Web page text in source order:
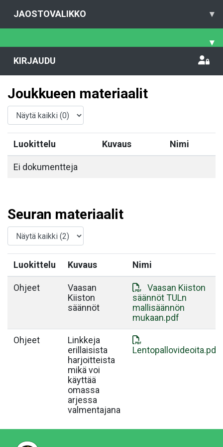
JAOSTOVALIKKO ▾
▾
KIRJAUDU
Joukkueen materiaalit
Luokittelu Kuvaus Nimi
Ei dokumentteja
Seuran materiaalit
Luokittelu Kuvaus Nimi
Ohjeet
Vaasan
Kiiston
säännöt
Vaasan Kiiston
säännöt TULn
mallisäännön
mukaan.pdf
Ohjeet
Linkkeja
erillaisista
harjoitteista
mikä voi
käyttää
omassa
arjessa
valmentajana
Lentopallovideoita.pdf